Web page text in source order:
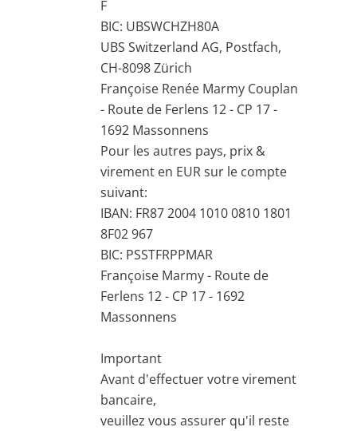
F
BIC: UBSWCHZH80A
UBS Switzerland AG, Postfach,
CH-8098 Zürich
Françoise Renée Marmy Couplan
- Route de Ferlens 12 - CP 17 -
1692 Massonnens
Pour les autres pays, prix &
virement en EUR sur le compte
suivant:
IBAN: FR87 2004 1010 0810 1801
8F02 967
BIC: PSSTFRPPMAR
Françoise Marmy - Route de
Ferlens 12 - CP 17 - 1692
Massonnens
Important
Avant d'effectuer votre virement
bancaire,
veuillez vous assurer qu'il reste